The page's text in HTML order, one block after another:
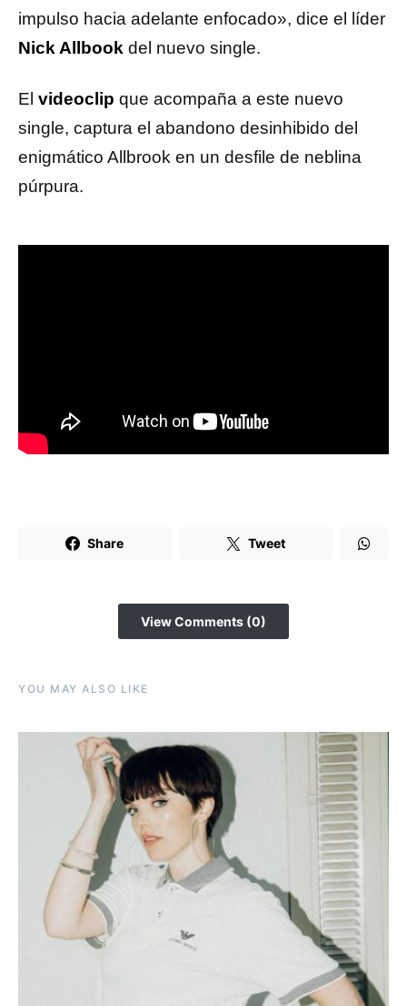
impulso hacia adelante enfocado», dice el líder
Nick Allbook del nuevo single.
El videoclip que acompaña a este nuevo
single, captura el abandono desinhibido del
enigmático Allbrook en un desfile de neblina
púrpura.
Share Tweet
View Comments (0)
YOU MAY ALSO LIKE